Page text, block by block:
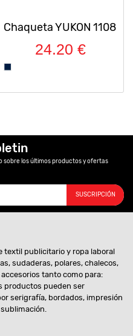
YUKON 1108
24.20 €
Pantalón
los últimos productos y ofertas
SUSCRIPCIÓN
textil publicitario y ropa laboral
sudaderas, polares, chalecos,
tanto como para:
productos pueden ser
serigrafía, bordados, impresión